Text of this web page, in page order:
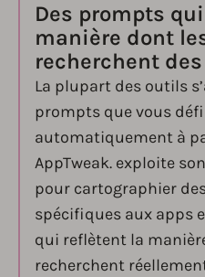
Des prompts
manière dont
recherchent
La plupart des outils
prompts que vous
automatiquement à
AppTweak. exploite
pour cartographier
spécifiques aux apps
qui reflètent la
recherchent